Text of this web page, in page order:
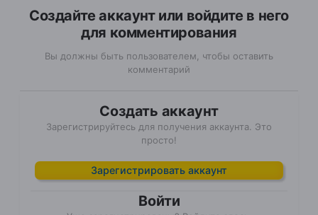
Создайте аккаунт или войдите в него
для комментирования
Вы должны быть пользователем, чтобы оставить
комментарий
Создать аккаунт
Зарегистрируйтесь для получения аккаунта. Это
просто!
Зарегистрировать аккаунт
Войти